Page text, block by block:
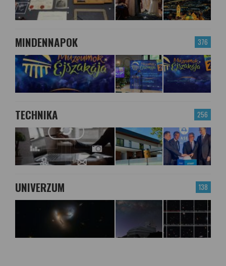
376
MINDENNAPOK
256
TECHNIKA
138
UNIVERZUM